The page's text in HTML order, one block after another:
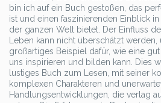
bin ich auf ein Buch gestoßen, das
ist und einen faszinierenden Einblick
der ganzen Welt bietet. Der Einfluss
Leben kann nicht überschätzt
großartiges Beispiel dafür, wie eine
uns inspirieren und bilden kann. Dies
lustiges Buch zum Lesen, mit seiner
komplexen Charakteren und
Handlungsentwicklungen, die verlag